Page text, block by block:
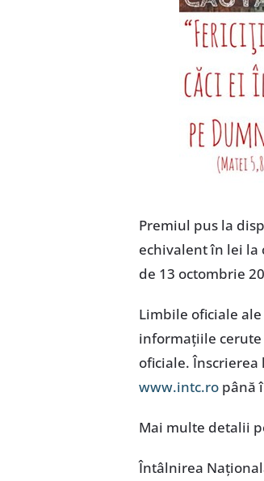
Premiul pus la
echivalent în lei la
de 13 octombrie
Limbile oficiale
informaţiile
oficiale.
www.intc.ropână
Mai multe detalii
Întâlnirea